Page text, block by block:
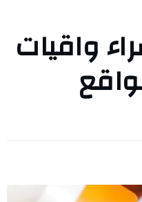
واقيات